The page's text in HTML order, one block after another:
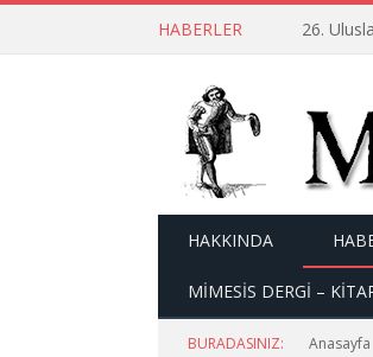
HABERLER 26.
HAKKINDA
MİMESİS DERGİ –
BURADASINIZ: Anasayfa